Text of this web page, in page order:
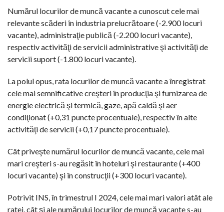
Numărul locurilor de muncă vacante a cunoscut cele mai
relevante scăderi în industria prelucrătoare (-2.900 locuri
vacante), administraţie publică (-2.200 locuri vacante),
respectiv activităţi de servicii administrative şi activităţi de
servicii suport (-1.800 locuri vacante).
La polul opus, rata locurilor de muncă vacante a înregistrat
cele mai semnificative creşteri în producţia şi furnizarea de
energie electrică şi termică, gaze, apă caldă şi aer
condiţionat (+0,31 puncte procentuale), respectiv în alte
activităţi de servicii (+0,17 puncte procentuale).
Cât priveşte numărul locurilor de muncă vacante, cele mai
mari creşteri s-au regăsit în hoteluri şi restaurante (+400
locuri vacante) şi în construcţii (+300 locuri vacante).
Potrivit INS, în trimestrul I 2024, cele mai mari valori atât ale
ratei, cât şi ale numărului locurilor de muncă vacante s-au